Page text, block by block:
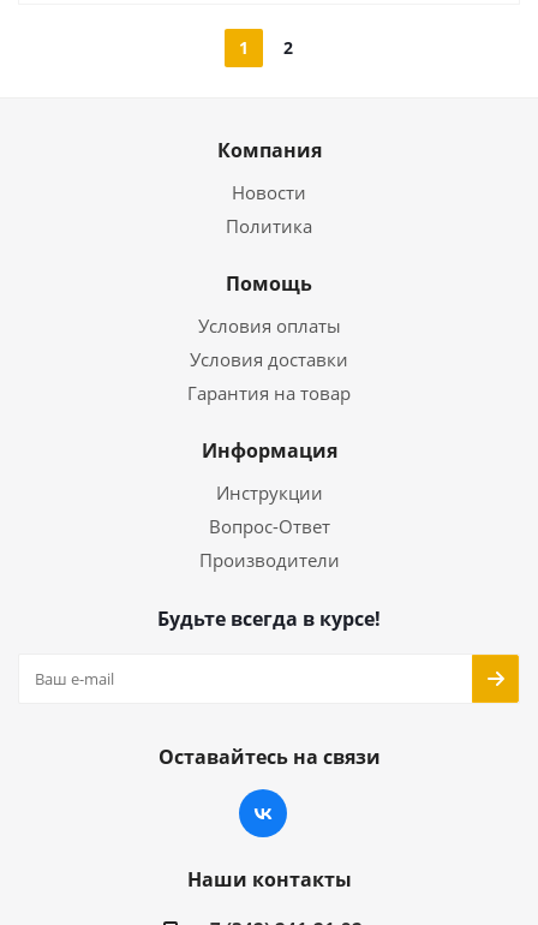
1 2
Компания
Новости
Политика
Помощь
Условия оплаты
Условия доставки
Гарантия на товар
Информация
Инструкции
Вопрос-Ответ
Производители
Будьте всегда в курсе!
Оставайтесь на связи
Наши контакты